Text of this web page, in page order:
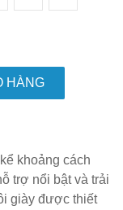
HÀNG
khoảng cách
trợ nổi bật và trải
giày được thiết